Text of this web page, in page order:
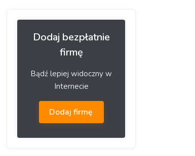
Dodaj bezpłatnie
firmę
Bądź lepiej widoczny w
Internecie
Dodaj firmę